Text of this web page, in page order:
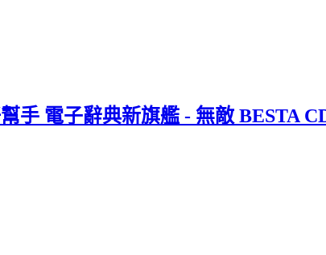
手 電子辭典新旗艦 - 無敵 BESTA